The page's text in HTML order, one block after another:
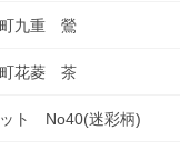
九重 鶯
花菱 茶
ト No40(迷彩柄)